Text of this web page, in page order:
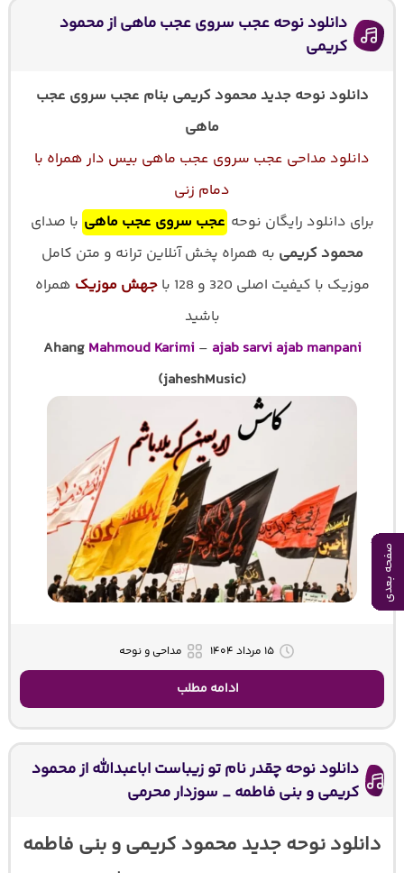
صفحه بعدی
صفحه بعدی
صفحه بعدی
صفحه بعدی
صفحه بعدی
دانلود نوحه عجب سروی عجب ماهی از محمود
کریمی
دانلود نوحه جدید محمود کریمی بنام عجب سروی عجب
ماهی
دانلود مداحی عجب سروی عجب ماهی بیس دار همراه با
دمام زنی
برای دانلود رایگان نوحه عجب سروی عجب ماهی با صدای
محمود کریمی به همراه پخش آنلاین ترانه و متن کامل
موزیک با کیفیت اصلی 320 و 128 با
جهش موزیک همراه
باشید
Ahang Mahmoud Karimi – ajab sarvi ajab manpani
(jaheshMusic)
صفحه بعدی
۱۵ مرداد ۱۴۰۴ مداحی و نوحه
ادامه مطلب
دانلود نوحه چقدر نام تو زیباست اباعبدالله از محمود
کریمی و بنی فاطمه _ سوزدار محرمی
دانلود نوحه جدید محمود کریمی و بنی فاطمه
صفحه بعدی
صفحه بعدی
صفحه بعدی
صفحه بعدی